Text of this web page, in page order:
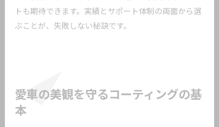
トも期待できます。実績とサポート体制の両面から選
ぶことが、失敗しない秘訣です。
愛車の美観を守るコーティングの基
本